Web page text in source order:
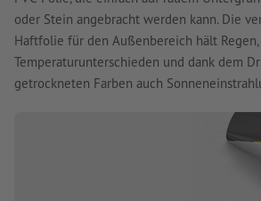
oder Stein angebracht werden kann. Die
Haftfolie für den Außenbereich hält Regen,
Temperaturunterschieden und dank dem
getrockneten Farben auch